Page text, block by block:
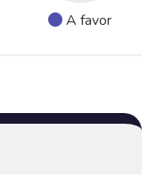
A favor